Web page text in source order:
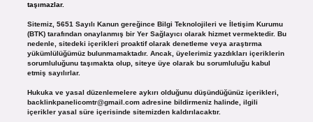
taşımazlar.
Sitemiz, 5651 Sayılı Kanun gereğince Bilgi Teknolojileri ve İletişim Kurumu
(BTK) tarafından onaylanmış bir Yer Sağlayıcı olarak hizmet vermektedir. Bu
nedenle, sitedeki içerikleri proaktif olarak denetleme veya araştırma
yükümlülüğümüz bulunmamaktadır. Ancak, üyelerimiz yazdıkları içeriklerin
sorumluluğunu taşımakta olup, siteye üye olarak bu sorumluluğu kabul
etmiş sayılırlar.
Hukuka ve yasal düzenlemelere aykırı olduğunu düşündüğünüz içerikleri,
backlinkpanelicomtr@gmail.comadresine bildirmeniz halinde, ilgili
içerikler yasal süre içerisinde sitemizden kaldırılacaktır.